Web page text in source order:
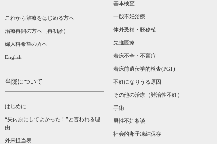
これから治療をはじめる方へ
治療再開の方へ（再初診）
婦人科希望の方へ
English
当院について
はじめに
“矢内原にしてよかった！”と言われる理
由
外来担当表
基本検査
一般不妊治療
体外受精・胚移植
先進医療
着床不全・不育症
着床前遺伝学的検査(PGT)
不妊になりうる原因
その他の治療（難治性不妊）
手術
男性不妊相談
社会的卵子凍結保存